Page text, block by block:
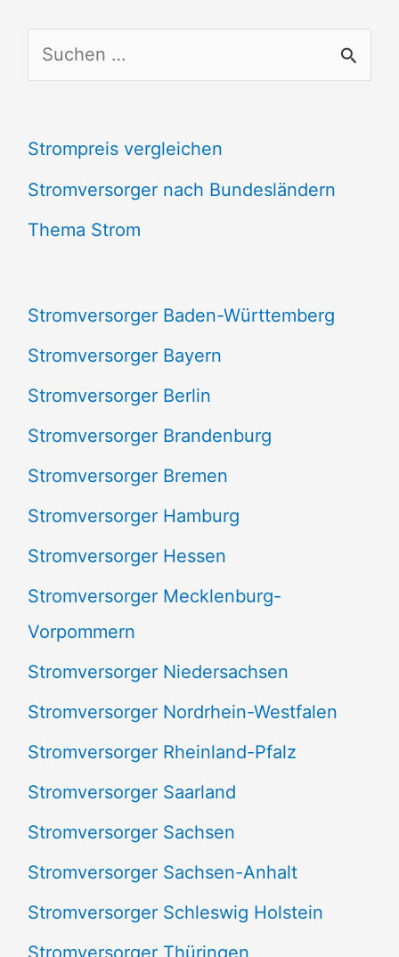
u
h
e
n
h
:
Strompreis vergleichen
Stromversorger nach Bundesländern
Thema Strom
Stromversorger Baden-Württemberg
Stromversorger Bayern
Stromversorger Berlin
Stromversorger Brandenburg
Stromversorger Bremen
Stromversorger Hamburg
Stromversorger Hessen
Stromversorger Mecklenburg-
Vorpommern
Stromversorger Niedersachsen
Stromversorger Nordrhein-Westfalen
Stromversorger Rheinland-Pfalz
Stromversorger Saarland
Stromversorger Sachsen
Stromversorger Sachsen-Anhalt
Stromversorger Schleswig Holstein
Stromversorger Thüringen